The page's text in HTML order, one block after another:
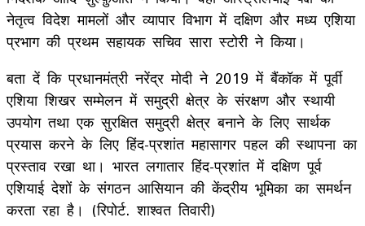
नेतृत्व विदेश मामलों और व्यापार विभाग में दक्षिण और मध्य एशिया
प्रभाग की प्रथम सहायक सचिव सारा स्टोरी ने किया।
बता दें कि प्रधानमंत्री नरेंद्र मोदी ने 2019 में बैंकॉक में पूर्वी
एशिया शिखर सम्मेलन में समुद्री क्षेत्र के संरक्षण और स्थायी
उपयोग तथा एक सुरक्षित समुद्री क्षेत्र बनाने के लिए सार्थक
प्रयास करने के लिए हिंद-प्रशांत महासागर पहल की स्थापना का
प्रस्ताव रखा था। भारत लगातार हिंद-प्रशांत में दक्षिण पूर्व
एशियाई देशों के संगठन आसियान की केंद्रीय भूमिका का समर्थन
करता रहा है। (रिपोर्ट. शाश्वत तिवारी)